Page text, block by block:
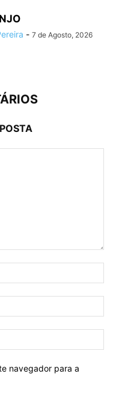
- 7 de Agosto, 2026
navegador para a